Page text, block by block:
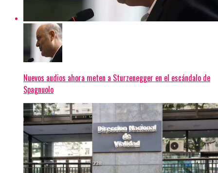
Nuevos audios ahora meten a Sturzenegger en el escándalo de
Spagnuolo